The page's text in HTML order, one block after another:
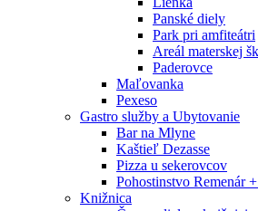
Panské diely
Park pri amfiteátri
Areál materskej
Paderovce
Maľovanka
Pexeso
Gastro služby a Ubytovanie
Bar na Mlyne
Kaštieľ Dezasse
Pizza u sekerovcov
Pohostinstvo Remenár
Knižnica